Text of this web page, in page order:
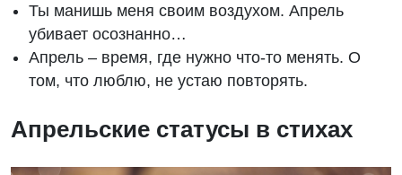
Ты манишь меня своим воздухом. Апрель
убивает осознанно…
Апрель – время, где нужно что-то менять. О
том, что люблю, не устаю повторять.
Апрельские статусы в стихах